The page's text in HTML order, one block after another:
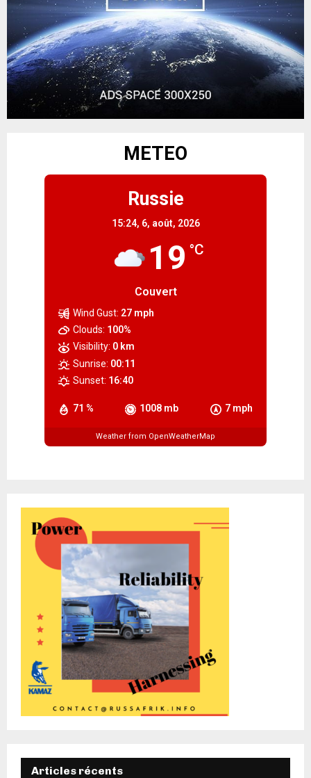
METEO
Russie
15:24, 6, août, 2026
19 °C
Couvert
71 % 1008 mb 7 mph
Wind Gust: 27 mph
Clouds: 100%
Visibility: 0 km
Sunrise: 00:11
Sunset: 16:40
Weather from OpenWeatherMap
Articles récents